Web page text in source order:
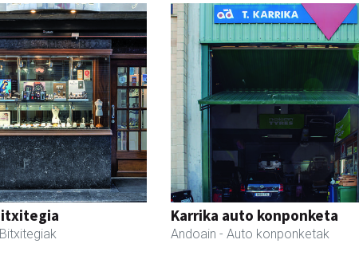
Karrika auto konponketa
Andoain - Auto konponketak